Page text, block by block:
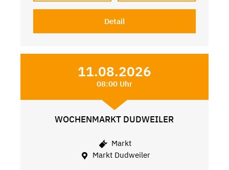
Detail
11.08.2026
08:00 Uhr
WOCHENMARKT DUDWEILER
Markt
Markt Dudweiler